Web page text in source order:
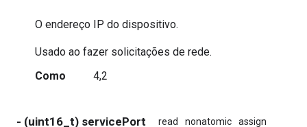
O endereço IP do dispositivo.
Usado ao fazer solicitações de rede.
Como
4,2
- (uint16_t) servicePort read nonatomic assign